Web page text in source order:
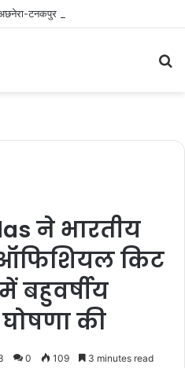
ने भारतीय
किट
बहुवर्षीय
की
0 109 3 minutes read